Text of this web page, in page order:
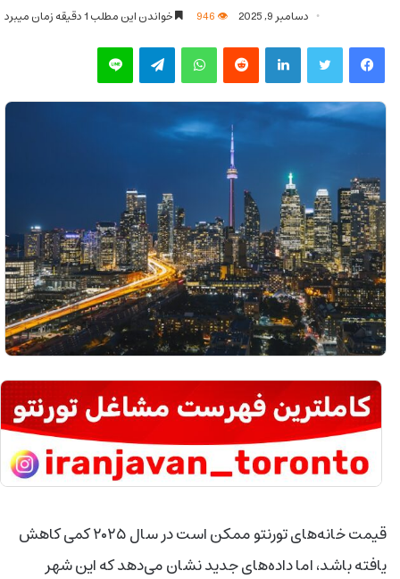
دسامبر 9, 2025 خواندن این مطلب 1 دقیقه زمان میبرد
فیس بوک توییتر لینکدین‫رددیت واتس آپ تلگرام لاین
قیمت خانه‌های تورنتو ممکن است در سال ۲۰۲۵ کمی کاهش
یافته باشد، اما داده‌های جدید نشان می‌دهد که این شهر